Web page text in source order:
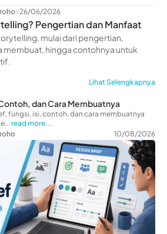
26/06/2026
Pengertian dan Manfaat
mulai dari pengertian,
membuat, hingga contohnya untuk
Lihat Selengkapnya
dan Cara Membuatnya
fungsi, isi, contoh, dan cara membuatnya
read more...
10/08/2026